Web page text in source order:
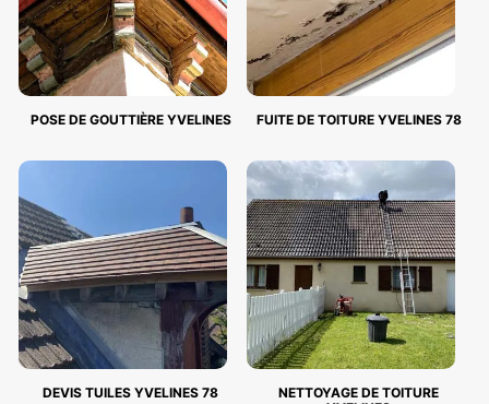
POSE DE GOUTTIÈRE YVELINES FUITE DE TOITURE YVELINES 78
DEVIS TUILES YVELINES 78
NETTOYAGE DE TOITURE